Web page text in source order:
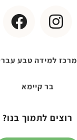
מרכז למידה טבע
בר קיימא
רוצים לתמוך בנו?